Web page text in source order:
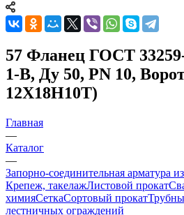
57 Фланец ГОСТ
1-В, Ду 50, PN 10,
12Х18Н10Т)
Главная
—
Каталог
—
Запорно-соединительная арматура
Крепеж, такелажЛистовой прокат
химияСеткаСортовый прокат
лестничных ограждений